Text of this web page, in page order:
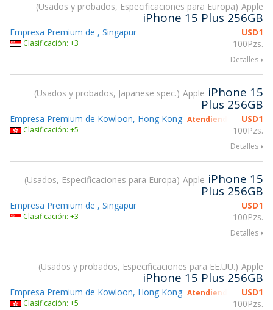
Usados y probados, Especificaciones para Europa Apple
iPhone 15 Plus 256GB
USD1
100Pzs.
Empresa Premium de , Singapur
Clasificación: +3
Detalles
Usados y probados, Japanese spec. Apple iPhone 15
Plus 256GB
USD1
100Pzs.
Empresa Premium de Kowloon, Hong Kong Atendiendo gsmX
Clasificación: +5
Detalles
Usados, Especificaciones para Europa Apple iPhone 15
Plus 256GB
USD1
100Pzs.
Empresa Premium de , Singapur
Clasificación: +3
Detalles
Usados y probados, Especificaciones para EE.UU. Apple
iPhone 15 Plus 256GB
USD1
100Pzs.
Empresa Premium de Kowloon, Hong Kong Atendiendo gsmX
Clasificación: +5